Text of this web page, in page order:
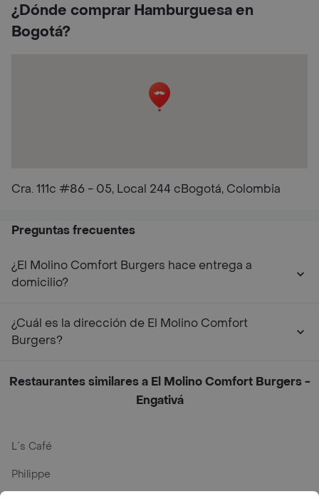
¿Dónde comprar Hamburguesa en
Bogotá?
Cra. 111c #86 - 05, Local 244 cBogotá, Colombia
Preguntas frecuentes
¿El Molino Comfort Burgers hace entrega a
domicilio?
¿Cuál es la dirección de El Molino Comfort
Burgers?
Restaurantes similares a El Molino Comfort Burgers -
Engativá
L´s Café
Philippe